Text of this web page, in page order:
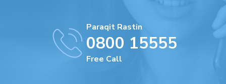
Paraqit Rastin
0800 15555
Free Call